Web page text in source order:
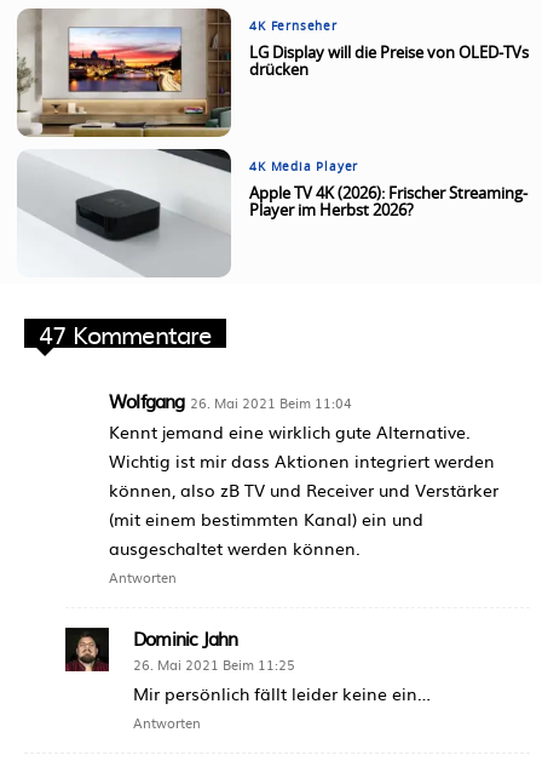
4K Fernseher
LG Display will die Preise von OLED-TVs
drücken
4K Media Player
Apple TV 4K (2026): Frischer Streaming-
Player im Herbst 2026?
47 Kommentare
Wolfgang 26. Mai 2021 Beim 11:04
Kennt jemand eine wirklich gute Alternative.
Wichtig ist mir dass Aktionen integriert werden
können, also zB TV und Receiver und Verstärker
(mit einem bestimmten Kanal) ein und
ausgeschaltet werden können.
Antworten
Dominic Jahn
26. Mai 2021 Beim 11:25
Mir persönlich fällt leider keine ein…
Antworten